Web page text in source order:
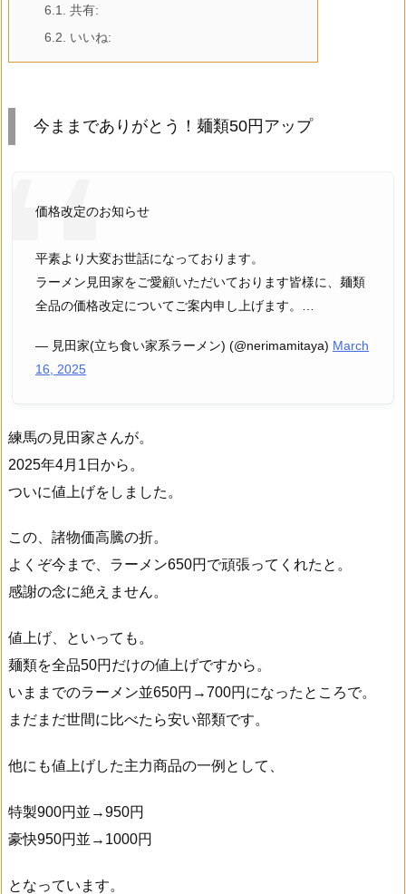
6.1.
共有:
6.2.
いいね:
今ままでありがとう！麺類50円アップ
価格改定のお知らせ
平素より大変お世話になっております。
ラーメン見田家をご愛顧いただいております皆様に、麺類
全品の価格改定についてご案内申し上げます。…
— 見田家(立ち食い家系ラーメン) (@nerimamitaya) March
16, 2025
練馬の見田家さんが。
2025年4月1日から。
ついに値上げをしました。
この、諸物価高騰の折。
よくぞ今まで、ラーメン650円で頑張ってくれたと。
感謝の念に絶えません。
値上げ、といっても。
麺類を全品50円だけの値上げですから。
いままでのラーメン並650円→700円になったところで。
まだまだ世間に比べたら安い部類です。
他にも値上げした主力商品の一例として、
特製900円並→950円
豪快950円並→1000円
となっています。